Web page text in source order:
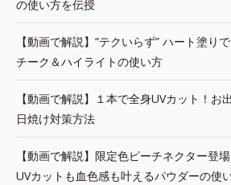
の使い方を伝授
【動画で解説】“テクいらず” ハート塗り
チーク＆ハイライトの使い方
【動画で解説】１本で全身UVカット！お
日焼け対策方法
【動画で解説】限定色ピーチネクター登
UVカットも血色感も叶えるパウダーの使